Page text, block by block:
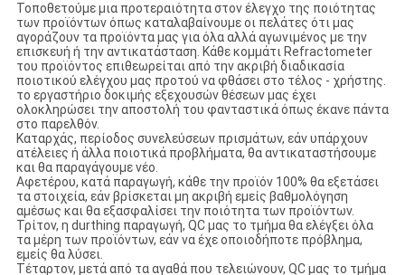
ΠΡΟΪΌΝΤΑ
ΣΧΕΤΙΚΆ
ΜΕ
ΕΜΆΣ
ΓΎΡΟΣ
ΕΡΓΟΣΤΑΣΊΩΝ
Τοποθετούμε μια προτεραιότητα στον έλεγχο της ποιότητας
των προϊόντων όπως καταλαβαίνουμε οι πελάτες ότι μας
αγοράζουν τα προϊόντα μας για όλα αλλά αγωνιμένος με την
επισκευή ή την αντικατάσταση. Κάθε κομμάτι Refractometer
του προϊόντος επιθεωρείται από την ακριβή διαδικασία
ποιοτικού ελέγχου μας προτού να φθάσει στο τέλος - χρήστης.
το εργαστήριο δοκιμής εξεχουσών θέσεων μας έχει
ολοκληρώσει την αποστολή του φανταστικά όπως έκανε πάντα
στο παρελθόν.
Καταρχάς, περίοδος συνελεύσεων πρισμάτων, εάν υπάρχουν
ατέλειες ή άλλα ποιοτικά προβλήματα, θα αντικαταστήσουμε
και θα παραγάγουμε νέο.
Αφετέρου, κατά παραγωγή, κάθε την προϊόν 100% θα εξετάσει
τα στοιχεία, εάν βρίσκεται μη ακριβή εμείς βαθμολόγηση
αμέσως και θα εξασφαλίσει την ποιότητα των προϊόντων.
Τρίτον, η durthing παραγωγή, QC μας το τμήμα θα ελέγξει όλα
τα μέρη των προϊόντων, εάν να έχε οποιοδήποτε πρόβλημα,
εμείς θα λύσει.
Τέταρτον, μετά από τα αγαθά που τελειώνουν, QC μας το τμήμα